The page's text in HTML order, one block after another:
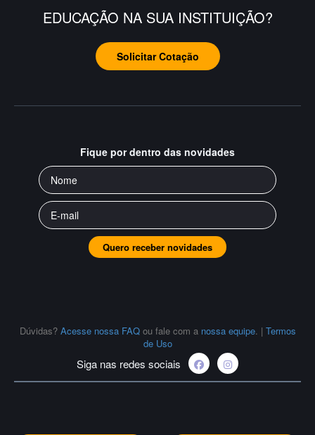
EDUCAÇÃO NA SUA INSTITUIÇÃO?
Solicitar Cotação
Fique por dentro das novidades
Quero receber novidades
Dúvidas? Acesse nossa FAQ ou fale com a nossa equipe. | Termos
de Uso
Siga nas redes sociais